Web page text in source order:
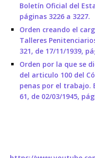
Boletín Oficial del
páginas 3226 a 3227.
Orden creando el
Talleres
321, de 17/11/1939,
Orden por la que se
del articulo 100 del
penas por el trabajo.
61, de 02/03/1945,